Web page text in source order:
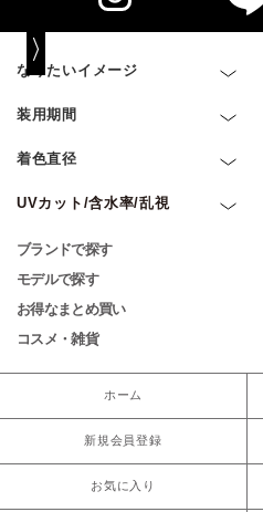
なりたいイメージ
装用期間
着色直径
UVカット/含水率/乱視
ブランドで探す
モデルで探す
お得なまとめ買い
コスメ・雑貨
ホーム
新規会員登録
お気に入り